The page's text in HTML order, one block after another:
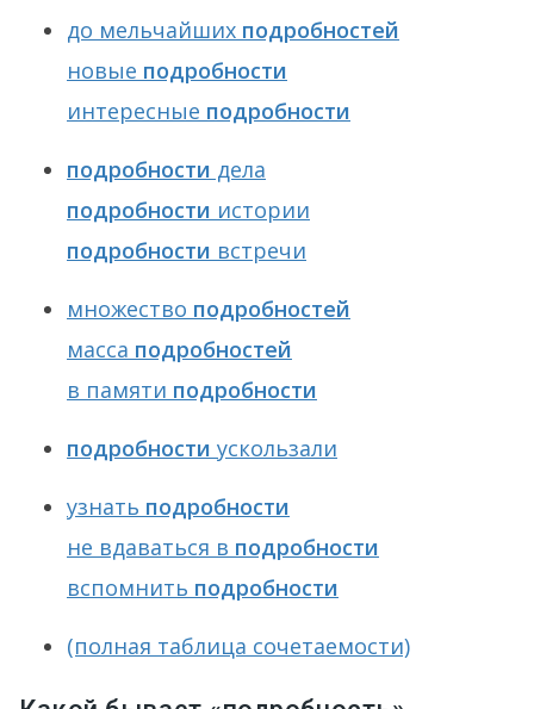
до мельчайших подробностей
новые подробности
интересные подробности
подробности дела
подробности истории
подробности встречи
множество подробностей
масса подробностей
в памяти подробности
подробности ускользали
узнать подробности
не вдаваться в подробности
вспомнить подробности
(полная таблица сочетаемости)